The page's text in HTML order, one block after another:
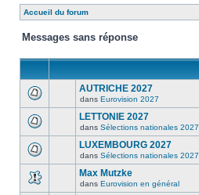
Accueil du forum
Messages sans réponse
AUTRICHE 2027
dans Eurovision 2027
LETTONIE 2027
dans Sélections nationales 2027
LUXEMBOURG 2027
dans Sélections nationales 2027
Max Mutzke
dans Eurovision en général